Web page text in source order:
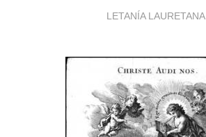
LETANÍA LAURETANA